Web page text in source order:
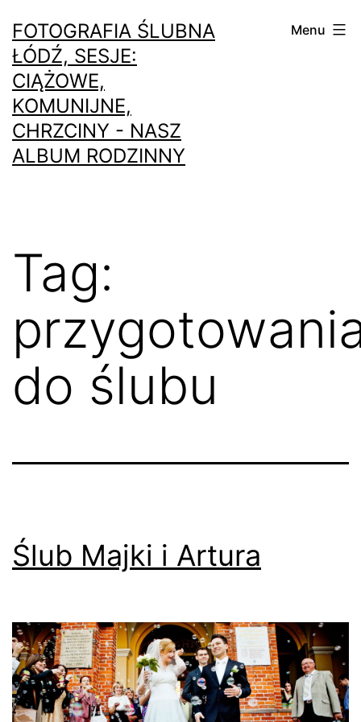
do
treści
FOTOGRAFIA ŚLUBNA
ŁÓDŹ, SESJE:
CIĄŻOWE,
KOMUNIJNE,
CHRZCINY - NASZ
ALBUM RODZINNY
Menu
Tag:
do ślubu
Ślub Majki i Artura